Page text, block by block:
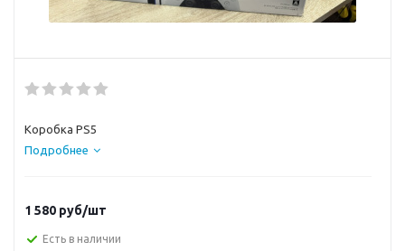
Коробка PS5
Подробнее
1 580 руб/шт
Есть в наличии